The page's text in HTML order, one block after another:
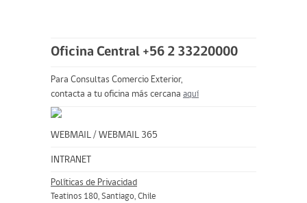
Oficina Central +56 2 33220000
Para Consultas Comercio Exterior,
contacta a tu oficina más cercana aquí
WEBMAIL / WEBMAIL 365
INTRANET
Políticas de Privacidad
Teatinos 180, Santiago, Chile